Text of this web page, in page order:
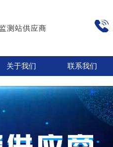
测站供应商
关于我们 联系我们